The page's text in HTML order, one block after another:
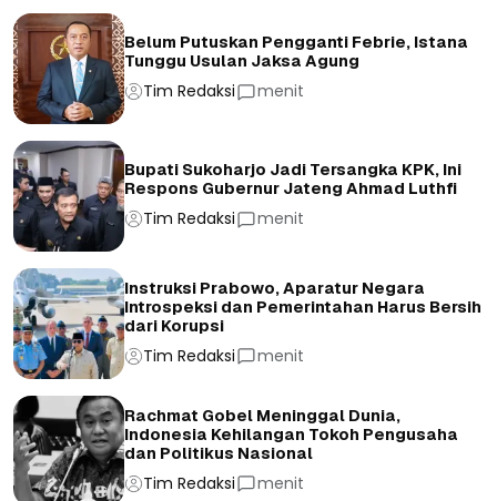
Belum Putuskan Pengganti Febrie, Istana
Tunggu Usulan Jaksa Agung
Tim Redaksi menit
Bupati Sukoharjo Jadi Tersangka KPK, Ini
Respons Gubernur Jateng Ahmad Luthfi
Tim Redaksi menit
Instruksi Prabowo, Aparatur Negara
Introspeksi dan Pemerintahan Harus Bersih
dari Korupsi
Tim Redaksi menit
Rachmat Gobel Meninggal Dunia,
Indonesia Kehilangan Tokoh Pengusaha
dan Politikus Nasional
Tim Redaksi menit